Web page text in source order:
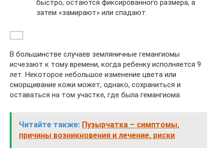
быстро, остаются фиксированного размера, а
затем «замирают» или спадают.
В большинстве случаев земляничные гемангиомы
исчезают к тому времени, когда ребенку исполняется 9
лет. Некоторое небольшое изменение цвета или
сморщивание кожи может, однако, сохраниться и
оставаться на том участке, где была гемангиома.
Читайте также: Пузырчатка – симптомы,
причины возникновения и лечение, риски